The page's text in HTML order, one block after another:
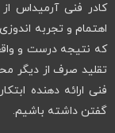
کادر فنی آرمیداس
اهتمام و تجربه
که نتیجه درست و
تقلید صرف از دیگر
فنی ارائه دهنده
گفتن داشته باشیم.